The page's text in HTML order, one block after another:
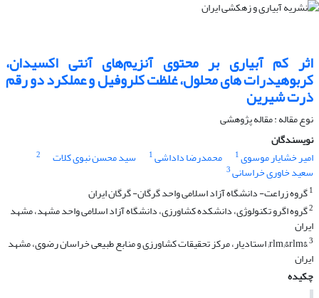
اثر کم آبیاری بر محتوی آنزیم‌های آنتی اکسیدان،
کربوهیدرات های محلول، غلظت کلروفیل و عملکرد دو رقم
ذرت شیرین
نوع مقاله : مقاله پژوهشی
نویسندگان
امیر خشایار موسوی1 محمدرضا داداشی1 سید محسن نبوی کلات 2
سعید خاوری خراسانی3
1گروه زراعت- دانشگاه آزاد اسلامی واحد گرگان- گرگان ایران
2گروه اگرو تکنولوژی، دانشکده کشاورزی، دانشگاه آزاد اسلامی واحد مشهد، مشهد
ایران
3 &rlm;&rlm; استادیار، مرکز تحقیقات کشاورزی و منابع طبیعی خراسان رضوی، مشهد
ایران
چکیده